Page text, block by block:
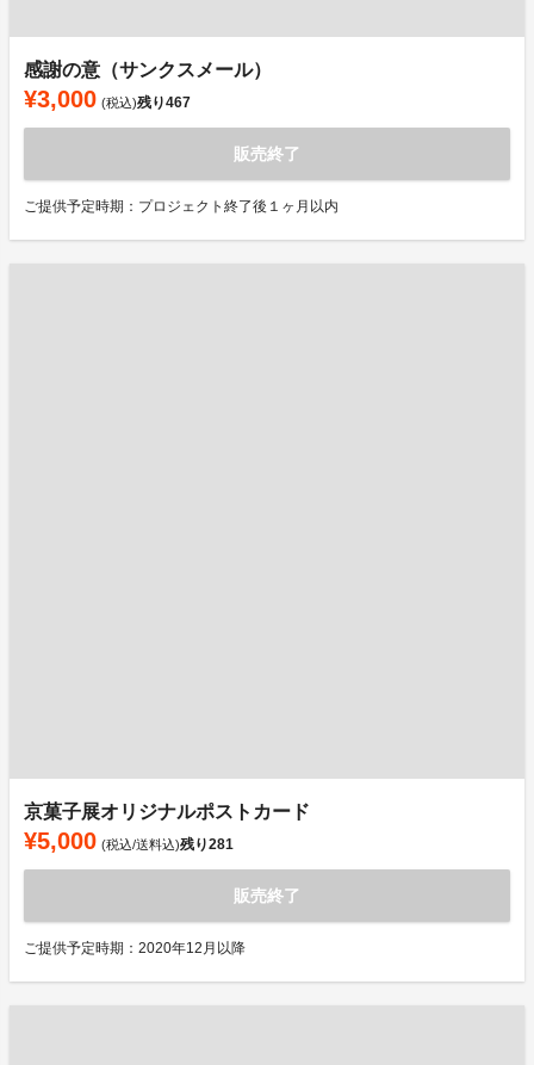
感謝の意（サンクスメール）
¥3,000 (税込)残り467
販売終了
ご提供予定時期：プロジェクト終了後１ヶ月以内
京菓子展オリジナルポストカード
¥5,000 (税込/送料込)残り281
販売終了
ご提供予定時期：2020年12月以降